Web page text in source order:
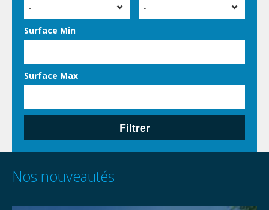
- -
Surface Min
Surface Max
Filtrer
Nos nouveautés